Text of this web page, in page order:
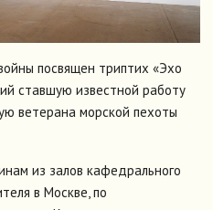
посвящен триптих «Эхо
ставшую известной работу
ветерана морской пехоты
из залов кафедрального
в Москве, по